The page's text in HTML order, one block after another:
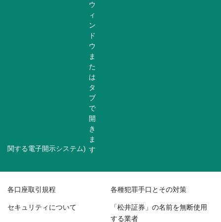
関する電子開示システム)
各口座取引規程 各種犯罪手口とその対策
セキュリティについて 「松井証券」の名前を無断使用
する業者